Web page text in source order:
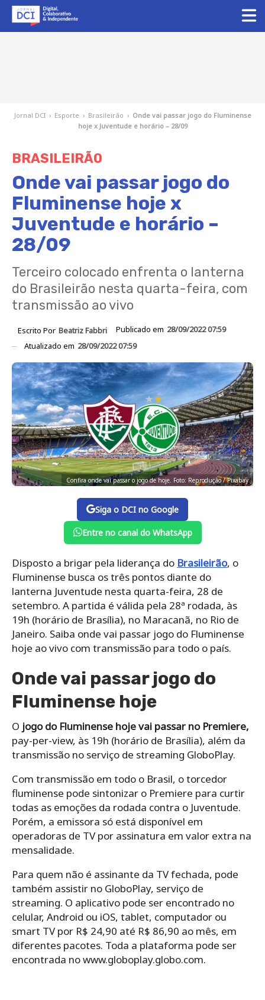
Jornal DCI › Esporte › Brasileirão › Onde vai passar jogo do Fluminense
hoje x Juventude e horário – 28/09
BRASILEIRÃO
Onde vai passar jogo do
Fluminense hoje x
Juventude e horário –
28/09
Terceiro colocado enfrenta o lanterna
do Brasileirão nesta quarta-feira, com
transmissão ao vivo
Escrito Por Beatriz Fabbri Publicado em 28/09/2022 07:59
Atualizado em 28/09/2022 07:59
Confira onde vai passar o jogo de hoje. Foto: Reprodução / Pixabay
Siga o DCI no Google
Entre no canal do WhatsApp
Disposto a brigar pela liderança do Brasileirão, o
Fluminense busca os três pontos diante do
lanterna Juventude nesta quarta-feira, 28 de
setembro. A partida é válida pela 28ª rodada, às
19h (horário de Brasília), no Maracanã, no Rio de
Janeiro. Saiba onde vai passar jogo do Fluminense
hoje ao vivo com transmissão para todo o país.
Onde vai passar jogo do
Fluminense hoje
O jogo do Fluminense hoje vai passar no Premiere,
pay-per-view, às 19h (horário de Brasília), além da
transmissão no serviço de streaming GloboPlay.
Com transmissão em todo o Brasil, o torcedor
fluminense pode sintonizar o Premiere para curtir
todas as emoções da rodada contra o Juventude.
Porém, a emissora só está disponível em
operadoras de TV por assinatura em valor extra na
mensalidade.
Para quem não é assinante da TV fechada, pode
também assistir no GloboPlay, serviço de
streaming. O aplicativo pode ser encontrado no
celular, Android ou iOS, tablet, computador ou
smart TV por R$ 24,90 até R$ 86,90 ao mês, em
diferentes pacotes. Toda a plataforma pode ser
encontrada no www.globoplay.globo.com.